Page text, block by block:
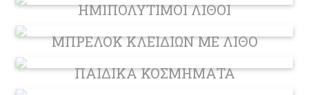
ΗΜΙΠΟΛΥΤΙΜΟΙ ΛΙΘΟΙ
ΜΠΡΕΛΟΚ ΚΛΕΙΔΙΩΝ ΜΕ ΛΙΘΟ
ΠΑΙΔΙΚΑ ΚΟΣΜΗΜΑΤΑ